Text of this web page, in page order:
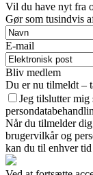
Vil du have nyt fra
Gør som tusindvis
E-mail
Bliv medlem
Du er nu tilmeldt –
Jeg tilslutter mig
Når du tilmelder
brugervilkår og
kan du til enhver